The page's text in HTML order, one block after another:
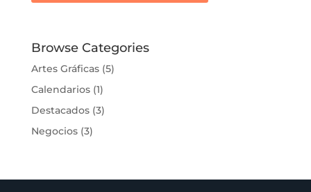
Browse Categories
Artes Gráficas(5)
Calendarios(1)
Destacados(3)
Negocios(3)